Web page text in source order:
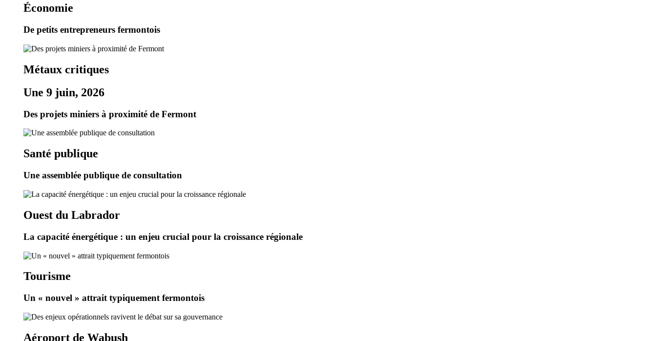
Économie
De petits entrepreneurs fermontois
Métaux critiques
Une 9 juin, 2026
Des projets miniers à proximité de Fermont
Santé publique
Une assemblée publique de consultation
Ouest du Labrador
La capacité énergétique : un enjeu crucial pour la croissance régionale
Tourisme
Un « nouvel » attrait typiquement fermontois
Aéroport de Wabush